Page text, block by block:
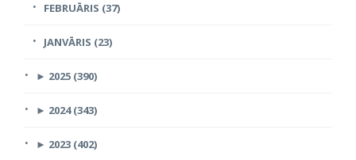
FEBRUĀRIS (37)
JANVĀRIS (23)
► 2025 (390)
► 2024 (343)
► 2023 (402)